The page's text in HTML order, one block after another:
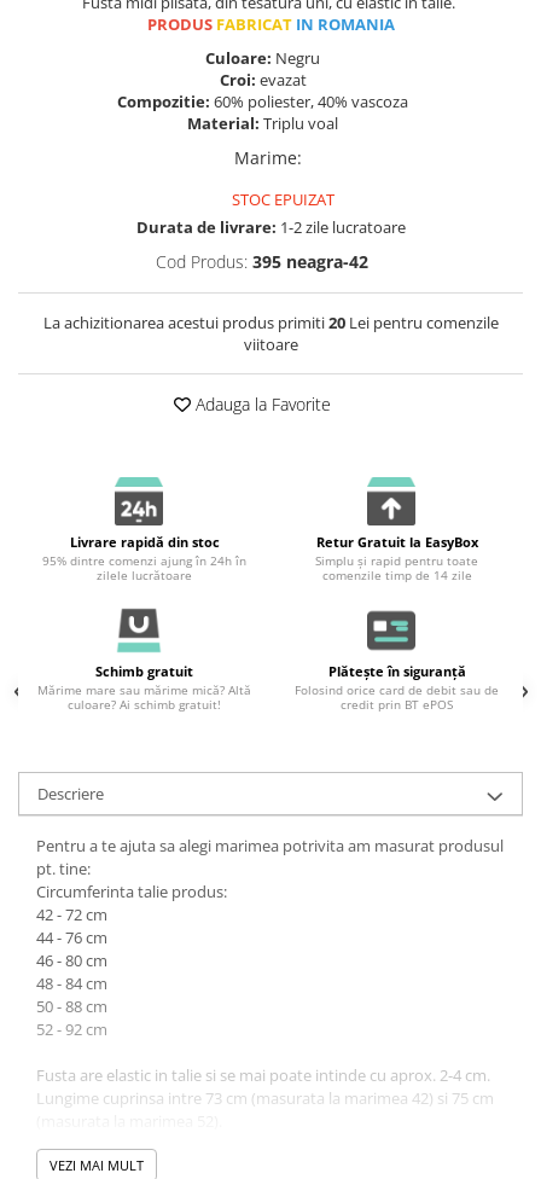
PRODUS FABRICAT IN ROMANIA
Culoare: Negru
Croi: evazat
Compozitie: 60% poliester, 40% vascoza
Material: Triplu voal
Marime:
STOC EPUIZAT
Durata de livrare: 1-2 zile lucratoare
Cod Produs: 395 neagra-42
La achizitionarea acestui produs primiti20Lei pentru comenzile
viitoare
Adauga la Favorite
Livrare rapidă din stoc
95% dintre comenzi ajung în 24h în
zilele lucrătoare
Retur Gratuit la EasyBox
Simplu și rapid pentru toate
comenzile timp de 14 zile
Schimb gratuit
Mărime mare sau mărime mică? Altă
culoare? Ai schimb gratuit!
Plătește în siguranță
Folosind orice card de debit sau de
credit prin BT ePOS
Descriere
Pentru a te ajuta sa alegi marimea potrivita am masurat produsul
pt. tine:
Circumferinta talie produs:
42 - 72 cm
44 - 76 cm
46 - 80 cm
48 - 84 cm
50 - 88 cm
52 - 92 cm
Fusta are elastic in talie si se mai poate intinde cu aprox. 2-4 cm.
Lungime cuprinsa intre 73 cm (masurata la marimea 42) si 75 cm
Atentie! Nuanta produsului poate diferi usor, in functie de
VEZI MAI MULT